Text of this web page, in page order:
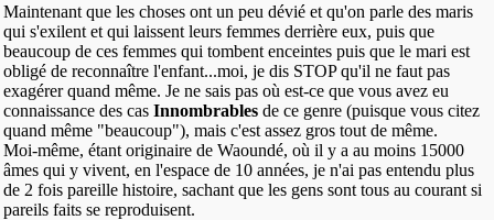
Maintenant que les choses ont un peu dévié et qu'on parle des maris
qui s'exilent et qui laissent leurs femmes derrière eux, puis que
beaucoup de ces femmes qui tombent enceintes puis que le mari est
obligé de reconnaître l'enfant...moi, je dis STOP qu'il ne faut pas
exagérer quand même. Je ne sais pas où est-ce que vous avez eu
connaissance des cas Innombrables de ce genre (puisque vous citez
quand même "beaucoup"), mais c'est assez gros tout de même.
Moi-même, étant originaire de Waoundé, où il y a au moins 15000
âmes qui y vivent, en l'espace de 10 années, je n'ai pas entendu plus
de 2 fois pareille histoire, sachant que les gens sont tous au courant si
pareils faits se reproduisent.